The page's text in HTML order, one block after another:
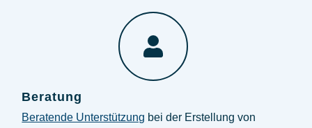
Beratung
Beratende Unterstützung bei der Erstellung von